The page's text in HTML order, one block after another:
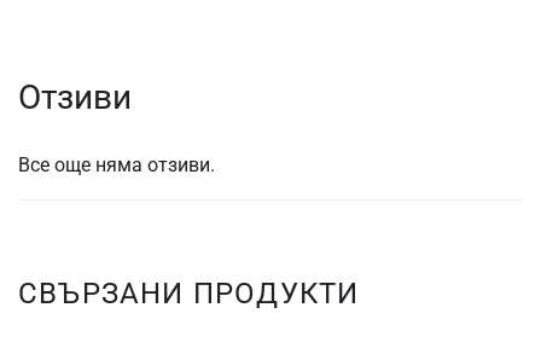
Отзиви
Все още няма отзиви.
СВЪРЗАНИ ПРОДУКТИ